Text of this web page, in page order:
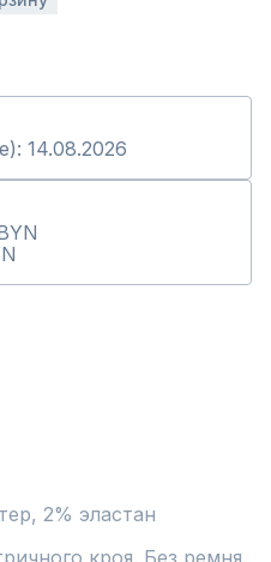
14.08.2026
2% эластан
кроя. Без ремня.